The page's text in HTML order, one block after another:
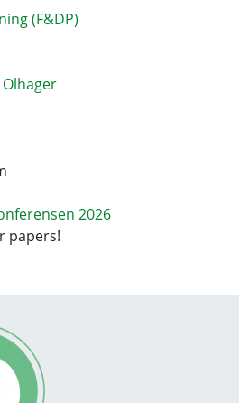
(F&DP)
2026
papers!